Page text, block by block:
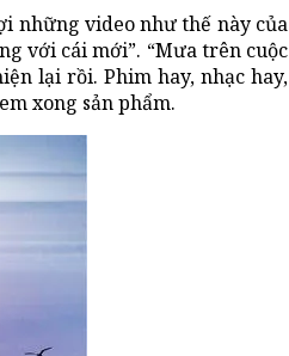
những video như thế này của
với cái mới”. “Mưa trên cuộc
lại rồi. Phim hay, nhạc hay,
xong sản phẩm.